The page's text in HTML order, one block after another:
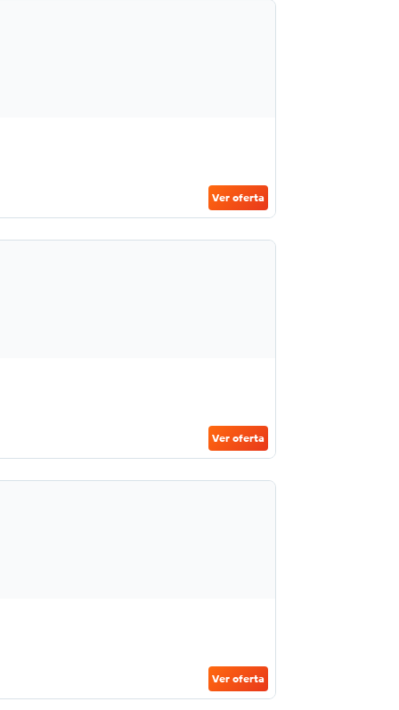
Ver oferta
Ver oferta
Ver oferta